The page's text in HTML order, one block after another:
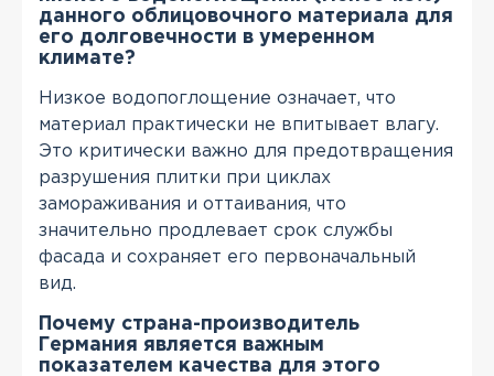
данного облицовочного материала для
его долговечности в умеренном
климате?
Низкое водопоглощение означает, что
материал практически не впитывает влагу.
Это критически важно для предотвращения
разрушения плитки при циклах
замораживания и оттаивания, что
значительно продлевает срок службы
фасада и сохраняет его первоначальный
вид.
Почему страна-производитель
Германия является важным
показателем качества для этого